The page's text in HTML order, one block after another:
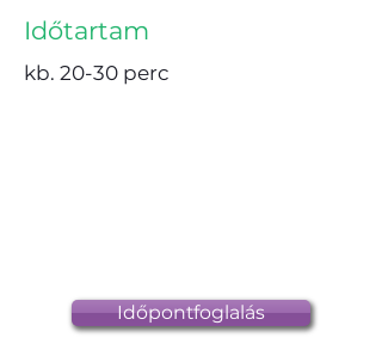
Időtartam
kb. 20-30 perc
Időpontfoglalás